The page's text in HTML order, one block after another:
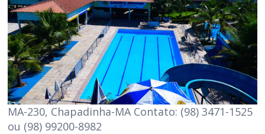
MA-230, Chapadinha-MA Contato: (98) 3471-1525
ou (98) 99200-8982